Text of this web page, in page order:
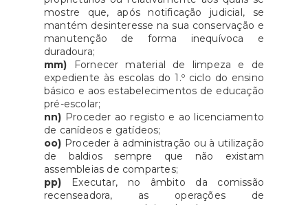
mostre que, após notificação judicial, se
mantém desinteresse na sua conservação e
manutenção de forma inequívoca e
duradoura;
mm) Fornecer material de limpeza e de
expediente às escolas do 1.º ciclo do ensino
básico e aos estabelecimentos de educação
pré-escolar;
nn) Proceder ao registo e ao licenciamento
de canídeos e gatídeos;
oo) Proceder à administração ou à utilização
de baldios sempre que não existam
assembleias de compartes;
pp) Executar, no âmbito da comissão
recenseadora, as operações de